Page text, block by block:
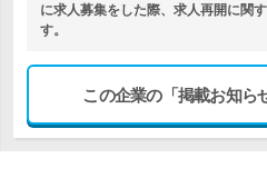
に求人募集をした際、求人再開に関
す。
この企業の「掲載お知ら